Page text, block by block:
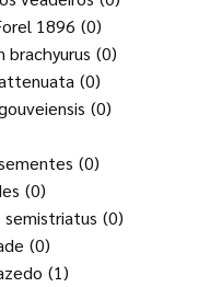
1896 (0)
brachyurus (0)
(0)
(0)
(0)
(0)
semistriatus (0)
(0)
(1)